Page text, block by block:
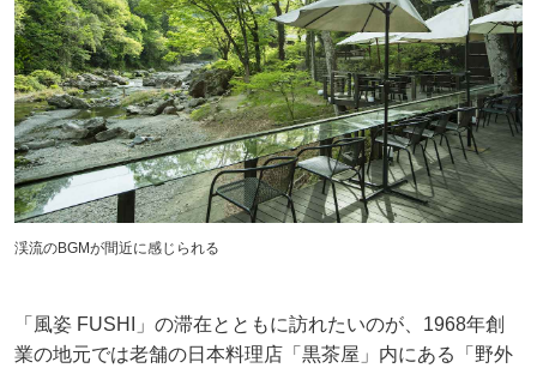
渓流のBGMが間近に感じられる
「風姿 FUSHI」の滞在とともに訪れたいのが、1968年創
業の地元では老舗の日本料理店「黒茶屋」内にある「野外